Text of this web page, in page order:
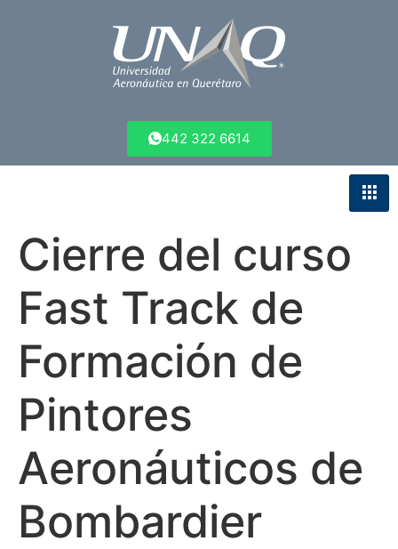
442 322 6614
Cierre del curso
Fast Track de
Formación de
Pintores
Aeronáuticos de
Bombardier